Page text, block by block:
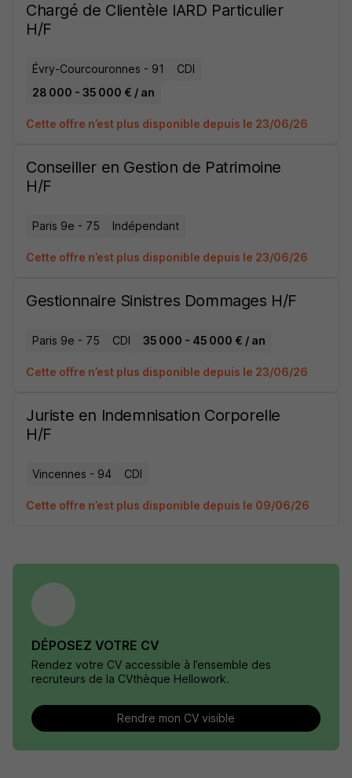
Chargé de Clientèle IARD Particulier
H/F
Évry-Courcouronnes - 91
CDI
28 000 - 35 000 € / an
Cette offre n’est plus disponible depuis le 23/06/26
Conseiller en Gestion de Patrimoine
H/F
Paris 9e - 75 Indépendant
Cette offre n’est plus disponible depuis le 23/06/26
Gestionnaire Sinistres Dommages H/F
Paris 9e - 75 CDI 35 000 - 45 000 € / an
Cette offre n’est plus disponible depuis le 23/06/26
Juriste en Indemnisation Corporelle
H/F
Vincennes - 94 CDI
Cette offre n’est plus disponible depuis le 09/06/26
DÉPOSEZ VOTRE CV
Rendez votre CV accessible à l’ensemble des
recruteurs de la CVthèque Hellowork.
Rendre mon CV visible